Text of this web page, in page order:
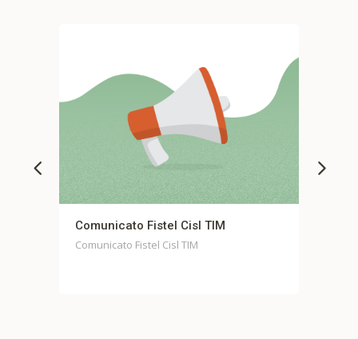
Comunicato stampa unitario Fondo
Casella